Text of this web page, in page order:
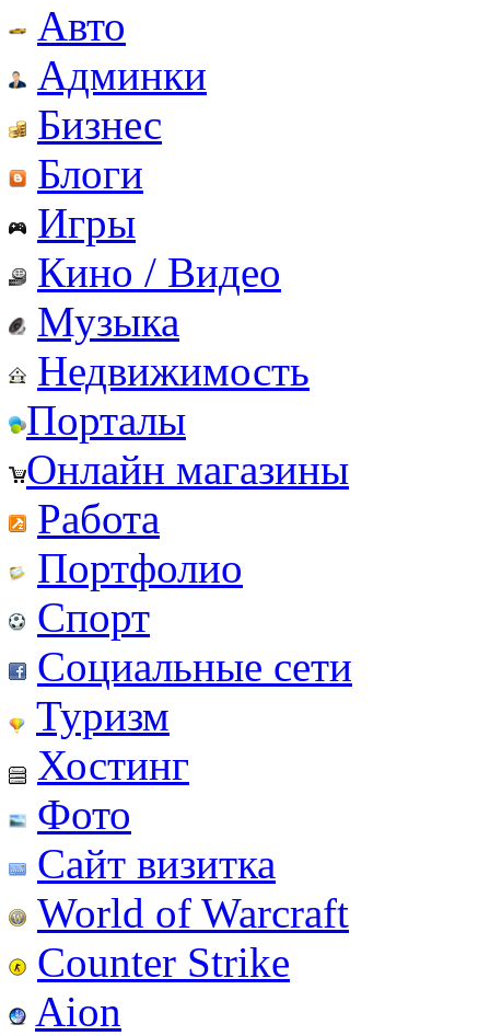
Авто
Админки
Бизнес
Блоги
Игры
Кино / Видео
Музыка
Недвижимость
Порталы
Онлайн магазины
Работа
Портфолио
Спорт
Социальные сети
Туризм
Хостинг
Фото
Сайт визитка
World of Warcraft
Counter Strike
Aion